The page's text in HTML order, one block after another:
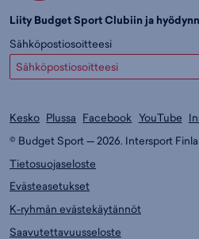
Liity Budget Sport Clubiin ja
Sähköpostiosoitteesi
Kesko Plussa Facebook YouTube
© Budget Sport — 2026. Intersport
Tietosuojaseloste
Evästeasetukset
K-ryhmän evästekäytännöt
Saavutettavuusseloste